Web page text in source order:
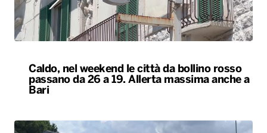
Caldo, nel weekend le città da bollino rosso
passano da 26 a 19. Allerta massima anche a
Bari